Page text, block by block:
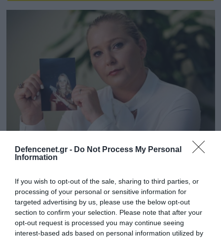
Defencenet.gr - Do Not Process My Personal
Information
If you wish to opt-out of the sale, sharing to third parties, or
processing of your personal or sensitive information for
targeted advertising by us, please use the below opt-out
section to confirm your selection. Please note that after your
opt-out request is processed you may continue seeing
interest-based ads based on personal information utilized by
25.08.2025 | 13:58
Β.Τζιουφρέ: To χειρόγραφο που άφησε
Τ.Επστάιν και τον πρίγκιπα Άντριου
Η γυναίκα είχε κατηγορήσει τον πρίγκιπα Άντριου
για σεξουαλική κακοποίηση όταν ήταν μόλις 17 ετών